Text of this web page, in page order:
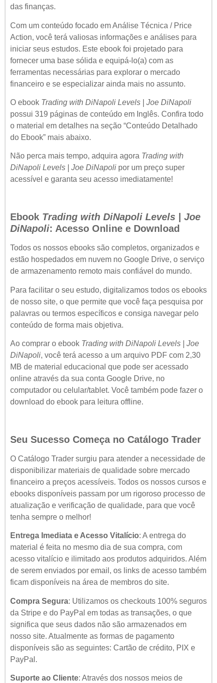
das finanças.
Com um conteúdo focado em Análise Técnica / Price
Action, você terá valiosas informações e análises para
iniciar seus estudos. Este ebook foi projetado para
fornecer uma base sólida e equipá-lo(a) com as
ferramentas necessárias para explorar o mercado
financeiro e se especializar ainda mais no assunto.
O ebook Trading with DiNapoli Levels | Joe DiNapoli
possui 319 páginas de conteúdo em Inglês. Confira todo
o material em detalhes na seção “Conteúdo Detalhado
do Ebook” mais abaixo.
Não perca mais tempo, adquira agora Trading with
DiNapoli Levels | Joe DiNapoli por um preço super
acessível e garanta seu acesso imediatamente!
Ebook Trading with DiNapoli Levels | Joe
DiNapoli: Acesso Online e Download
Todos os nossos ebooks são completos, organizados e
estão hospedados em nuvem no Google Drive, o serviço
de armazenamento remoto mais confiável do mundo.
Para facilitar o seu estudo, digitalizamos todos os ebooks
de nosso site, o que permite que você faça pesquisa por
palavras ou termos específicos e consiga navegar pelo
conteúdo de forma mais objetiva.
Ao comprar o ebook Trading with DiNapoli Levels | Joe
DiNapoli, você terá acesso a um arquivo PDF com 2,30
MB de material educacional que pode ser acessado
online através da sua conta Google Drive, no
computador ou celular/tablet. Você também pode fazer o
download do ebook para leitura offline.
Seu Sucesso Começa no Catálogo Trader
O Catálogo Trader surgiu para atender a necessidade de
disponibilizar materiais de qualidade sobre mercado
financeiro a preços acessíveis. Todos os nossos cursos e
ebooks disponíveis passam por um rigoroso processo de
atualização e verificação de qualidade, para que você
tenha sempre o melhor!
Entrega Imediata e Acesso Vitalício: A entrega do
material é feita no mesmo dia de sua compra, com
acesso vitalício e ilimitado aos produtos adquiridos. Além
de serem enviados por email, os links de acesso também
ficam disponíveis na área de membros do site.
Compra Segura: Utilizamos os checkouts 100% seguros
da Stripe e do PayPal em todas as transações, o que
significa que seus dados não são armazenados em
nosso site. Atualmente as formas de pagamento
disponíveis são as seguintes: Cartão de crédito, PIX e
PayPal.
Suporte ao Cliente: Através dos nossos meios de